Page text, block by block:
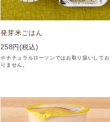
発芽米ごはん
258円(税込)
※ナチュラルローソンではお取り扱いしてお
りません。